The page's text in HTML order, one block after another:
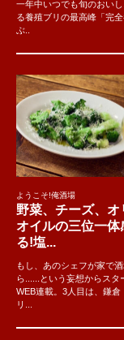
一年中いつでも旬のおいし
る養殖ブリの最高峰「完
ぶ..
ようこそ!俺酒場
野菜、チーズ、オ
オイルの三位一体
る!塩...
もし、あのシェフが家で
ら......という妄想からスタ
WEB連載。3人目は、鎌倉
リ...